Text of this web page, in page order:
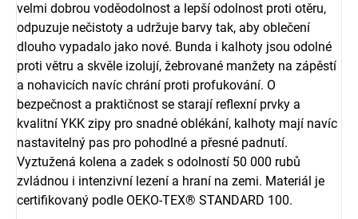
velmi dobrou voděodolnost a lepší odolnost proti otěru,
odpuzuje nečistoty a udržuje barvy tak, aby oblečení
dlouho vypadalo jako nové. Bunda i kalhoty jsou odolné
proti větru a skvěle izolují, žebrované manžety na zápěstí
a nohavicích navíc chrání proti profukování. O
bezpečnost a praktičnost se starají reflexní prvky a
kvalitní YKK zipy pro snadné oblékání, kalhoty mají navíc
nastavitelný pas pro pohodlné a přesné padnutí.
Vyztužená kolena a zadek s odolností 50 000 rubů
zvládnou i intenzivní lezení a hraní na zemi. Materiál je
certifikovaný podle OEKO-TEX® STANDARD 100.